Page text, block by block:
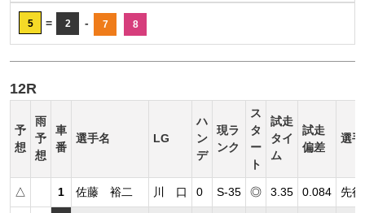
5 = 2 - 7 8
12R
予
想
雨
予
想
車
番
選手名 LG
ハ
ン
デ
現ラ
ンク
ス
タ
ー
ト
試走
タイ
ム
試走
偏差
選
△ 1 佐藤 裕二 川 口 0 S-35 ◎ 3.35 0.084 先